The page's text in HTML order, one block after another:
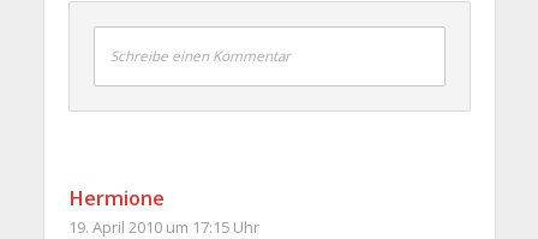
Schreibe einen Kommentar
Hermione
19. April 2010 um 17:15 Uhr